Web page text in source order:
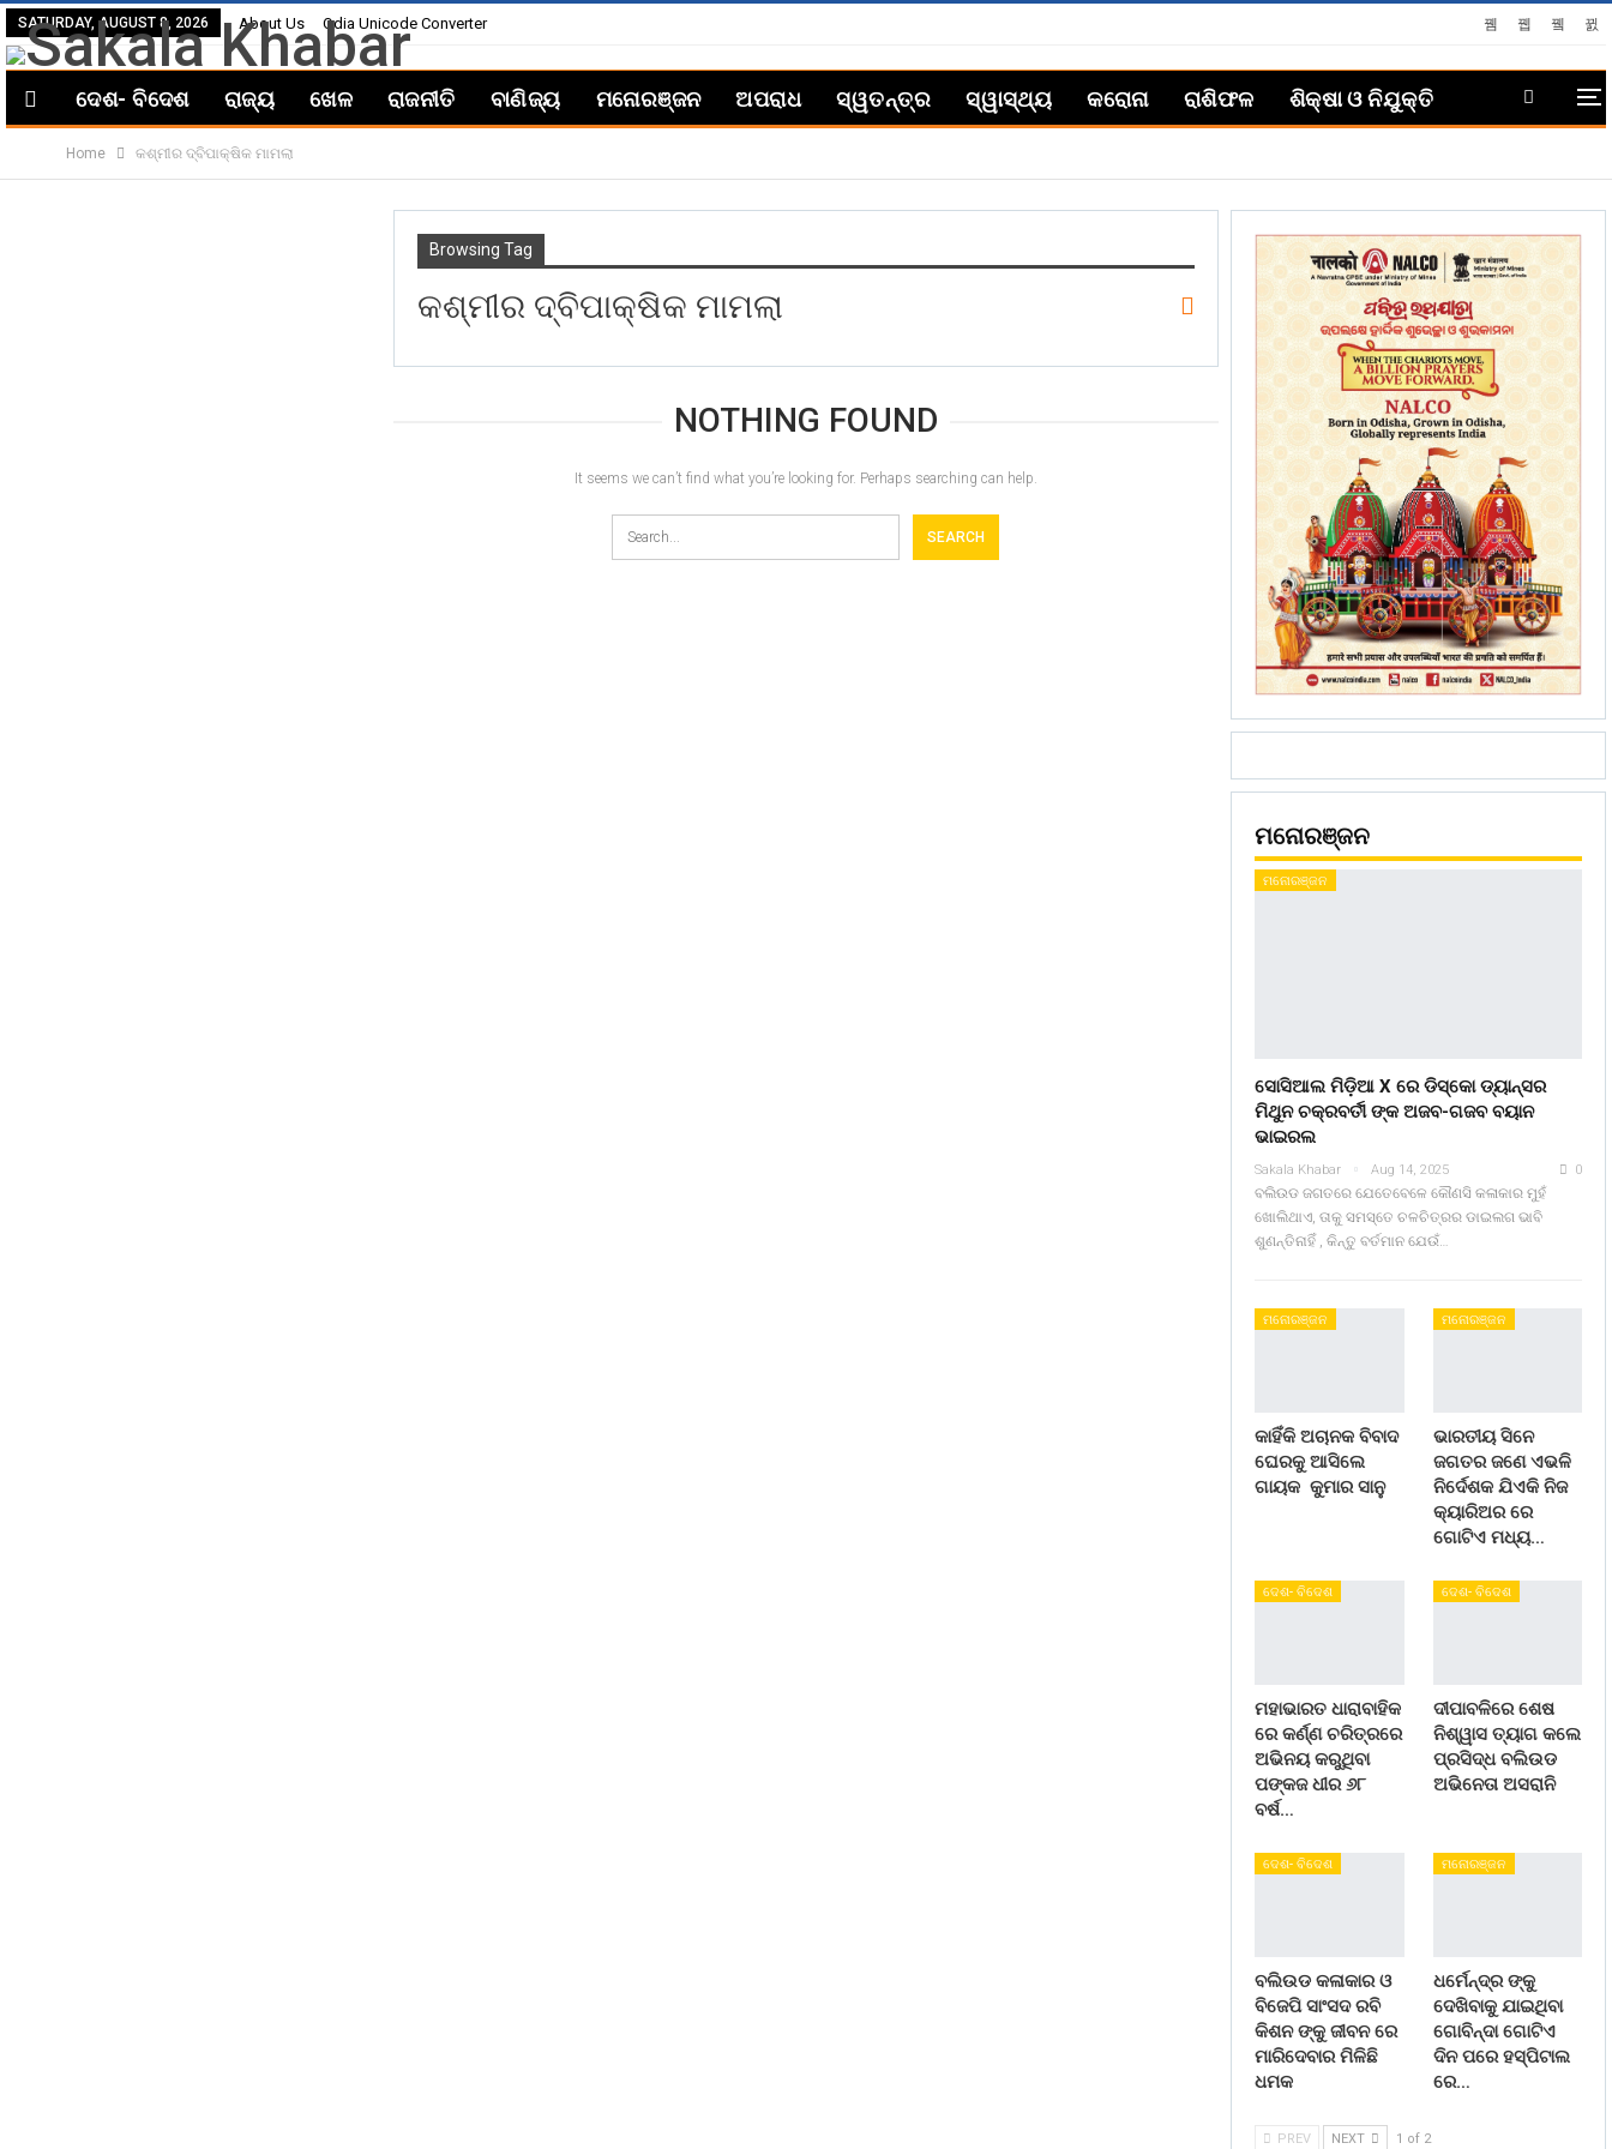
SATURDAY, AUGUST 8, 2026 About Us Odia Unicode Converter
ଦେଶ- ବିଦେଶ ରାଜ୍ୟ ଖେଳ ରାଜନୀତି ବାଣିଜ୍ୟ ମନୋରଞ୍ଜନ ଅପରାଧ ସ୍ୱତନ୍ତ୍ର ସ୍ୱାସ୍ଥ୍ୟ କରୋନା ରାଶିଫଳ ଶିକ୍ଷା ଓ ନିଯୁକ୍ତି
Home କଶ୍ମୀର ଦ୍ବିପାକ୍ଷିକ ମାମଲା
Browsing Tag
କଶ୍ମୀର ଦ୍ବିପାକ୍ଷିକ ମାମଲା
NOTHING FOUND
It seems we can’t find what you’re looking for. Perhaps searching can help.
ମନୋରଞ୍ଜନ
ମନୋରଞ୍ଜନ
ସୋସିଆଲ ମିଡ଼ିଆ X ରେ ଡିସ୍କୋ ଡ୍ୟାନ୍ସର
ମିଥୁନ ଚକ୍ରବର୍ତୀ ଙ୍କ ଅଜବ-ଗଜବ ବୟାନ
ଭାଇରଲ
Sakala Khabar Aug 14, 2025 0
ବଲିଉଡ ଜଗତରେ ଯେତେବେଳେ କୌଣସି କଳାକାର ମୁହଁ
ଖୋଲିଥାଏ, ତାକୁ ସମସ୍ତେ ଚଳଚିତ୍ରର ଡାଇଲଗ ଭାବି
ଶୁଣନ୍ତିନାହିଁ , କିନ୍ତୁ ବର୍ତମାନ ଯେଉଁ…
ମନୋରଞ୍ଜନ
କାହିଁକି ଅଚାନକ ବିବାଦ
ଘେରକୁ ଆସିଲେ
ଗାୟକ କୁମାର ସାନୁ
ମନୋରଞ୍ଜନ
ଭାରତୀୟ ସିନେ
ଜଗତର ଜଣେ ଏଭଳି
ନିର୍ଦେଶକ ଯିଏକି ନିଜ
କ୍ୟାରିଅର ରେ
ଗୋଟିଏ ମଧ୍ୟ…
ଦେଶ- ବିଦେଶ
ମହାଭାରତ ଧାରାବାହିକ
ରେ କର୍ଣ୍ଣ ଚରିତ୍ରରେ
ଅଭିନୟ କରୁଥିବା
ପଙ୍କଜ ଧୀର ୬୮
ବର୍ଷ…
ଦେଶ- ବିଦେଶ
ଦୀପାବଳିରେ ଶେଷ
ନିଶ୍ୱାସ ତ୍ୟାଗ କଲେ
ପ୍ରସିଦ୍ଧ ବଲିଉଡ
ଅଭିନେତା ଅସରାନି
ଦେଶ- ବିଦେଶ
ବଲିଉଡ କଳାକାର ଓ
ବିଜେପି ସାଂସଦ ରବି
କିଶନ ଙ୍କୁ ଜୀବନ ରେ
ମାରିଦେବାର ମିଳିଛି
ଧମକ
ମନୋରଞ୍ଜନ
ଧର୍ମେନ୍ଦ୍ର ଙ୍କୁ
ଦେଖିବାକୁ ଯାଇଥିବା
ଗୋବିନ୍ଦା ଗୋଟିଏ
ଦିନ ପରେ ହସ୍ପିଟାଲ
ରେ…
PREV NEXT 1 of 2